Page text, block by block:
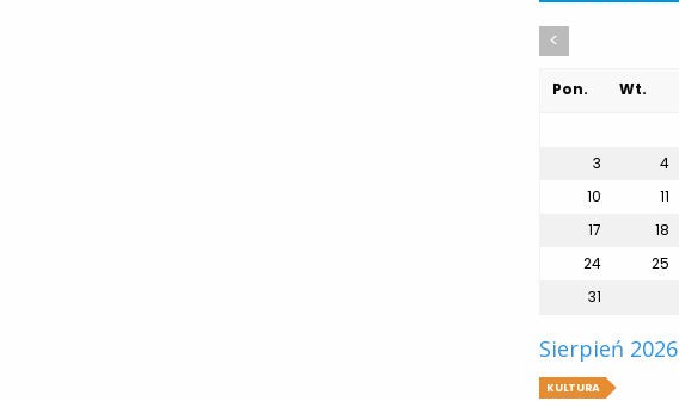
<
Pon. Wt.
3
4
10
11
17
18
24
25
31
Sierpień 2026
KULTURA